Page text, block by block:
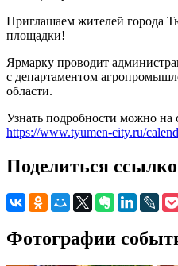
Приглашаем жителей города
площадки!
Ярмарку проводит
с департаментом
области.
Узнать подробности можно на
https://www.tyumen-city.ru/
Поделиться
Фотографии